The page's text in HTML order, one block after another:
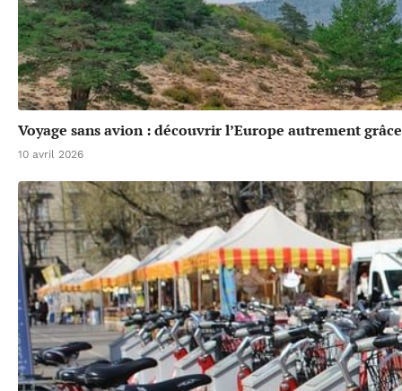
Voyage sans avion : découvrir l’Europe autrement
10 avril 2026